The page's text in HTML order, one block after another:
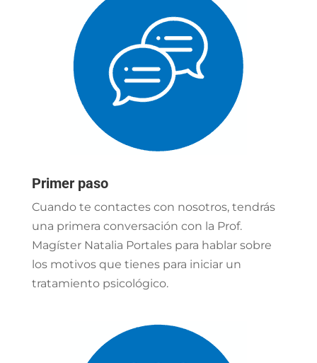
Primer paso
Cuando te contactes con nosotros, tendrás
una primera conversación con la Prof.
Magíster Natalia Portales para hablar sobre
los motivos que tienes para iniciar un
tratamiento psicológico.